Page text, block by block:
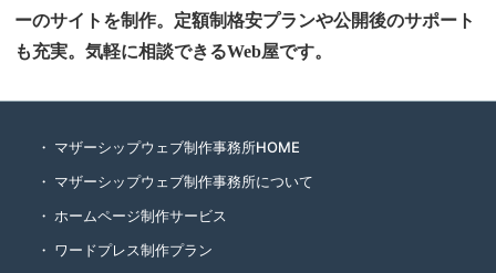
ーのサイトを制作。定額制格安プランや公開後のサポート
も充実。気軽に相談できるWeb屋です。
マザーシップウェブ制作事務所HOME
マザーシップウェブ制作事務所について
ホームページ制作サービス
ワードプレス制作プラン